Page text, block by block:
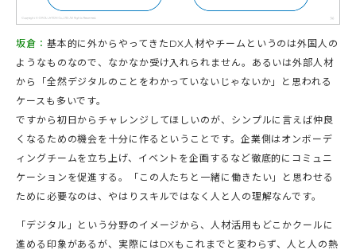
坂倉： 基本的に外からやってきたDX人材やチームというのは外国人の
ようなものなので、なかなか受け入れられません。あるいは外部人材
から「全然デジタルのことをわかっていないじゃないか」と思われる
ケースも多いです。
ですから初日からチャレンジしてほしいのが、シンプルに言えば仲良
くなるための機会を十分に作るということです。企業側はオンボーデ
ィングチームを立ち上げ、イベントを企画するなど徹底的にコミュニ
ケーションを促進する。「この人たちと一緒に働きたい」と思わせる
ために必要なのは、やはりスキルではなく人と人の理解なんです。
「デジタル」という分野のイメージから、人材活用もどこかクールに
進める印象があるが、実際にはDXもこれまでと変わらず、人と人の熱